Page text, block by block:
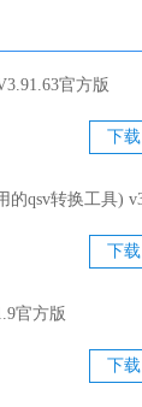
官方版
下载
下载
官方版
下载